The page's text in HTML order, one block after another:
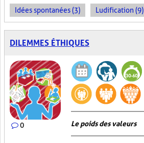
Idées spontanées (3) Ludification (9)
DILEMMES ÉTHIQUES
0 Le poids des valeurs